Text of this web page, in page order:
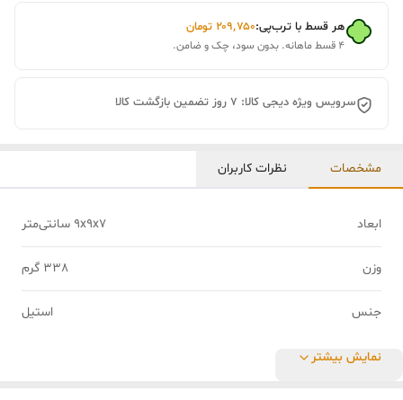
هر قسط با ترب‌پی:۲۰۹٬۷۵۰ تومان
۴ قسط ماهانه. بدون سود، چک و ضامن.
سرویس ویژه دیجی کالا: 7 روز تضمین بازگشت کالا
مشخصات نظرات کاربران
ابعاد 9x9x7 سانتی‌متر
وزن 338 گرم
جنس استیل
نمایش بیشتر